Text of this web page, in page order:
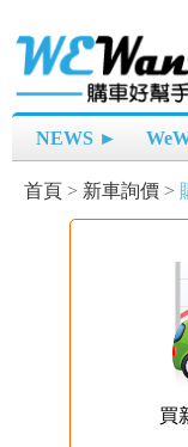
NEWS ►
首頁 > 新車詢價 >
買